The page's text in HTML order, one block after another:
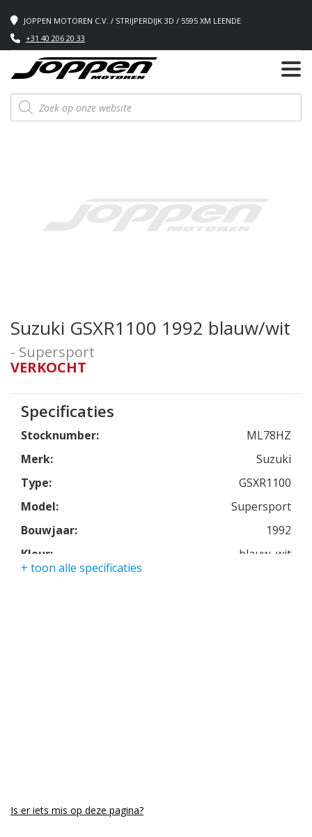
JOPPEN MOTOREN C.V. / STRIJPERDIJK 3D / 5595 XM LEENDE
+31 40 206 20 33
Producten
zoeken
Suzuki GSXR1100 1992 blauw/wit
- Supersport
VERKOCHT
Specificaties
Stocknumber:
ML78HZ
Merk:
Suzuki
Type:
GSXR1100
Model:
Supersport
Bouwjaar:
1992
Kleur:
blauw, wit
+ toon alle specificaties
Is er iets mis op deze pagina?